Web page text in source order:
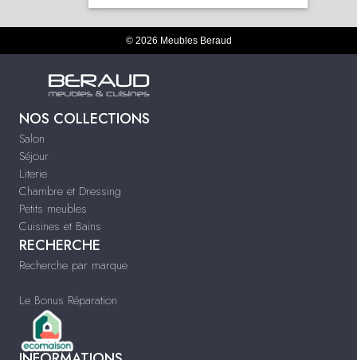
© 2026 Meubles Beraud
NOS COLLECTIONS
Salon
Séjour
Literie
Chambre et Dressing
Petits meubles
Cuisines et Bains
RECHERCHE
Recherche par marque
Le Bonus Réparation